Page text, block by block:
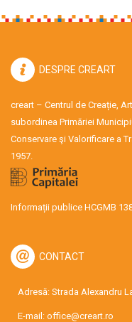
DESPRE CREART
creart – Centrul de Creație,
subordinea Primăriei
Conservare şi Valorificare a
1957.
Informații publice HCGMB
CONTACT
Adresă: Strada Alexandru
E-mail: office@creart.ro